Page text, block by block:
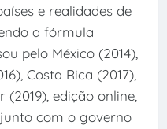
e realidades de
a fórmula
pelo México (2014),
Costa Rica (2017),
edição online,
com o governo